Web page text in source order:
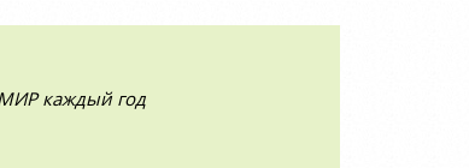
каждый год